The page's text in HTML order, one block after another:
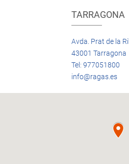
TARRAGONA
Avda. Prat de la
43001 Tarragona
Tel: 977051800
info@ragas.es